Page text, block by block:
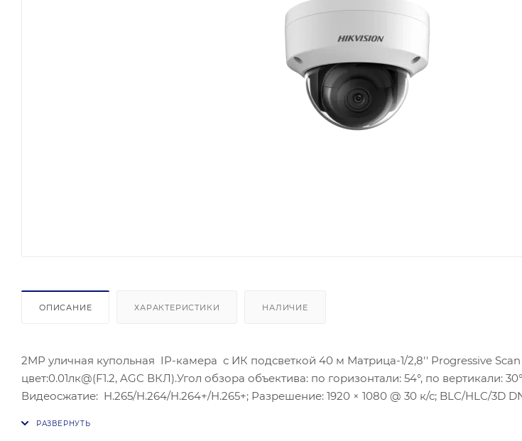
ОПИСАНИЕ ХАРАКТЕРИСТИКИ НАЛИЧИЕ
2MP уличная купольная IP-камера с ИК подсветкой 40 м Матрица-1/2,8'' Progressive Scan
цвет:0.01лк@(F1.2, AGC ВКЛ).Угол обзора объектива: по горизонтали: 54°, по вертикали:
Видеосжатие: H.265/H.264/H.264+/H.265+; Разрешение: 1920 × 1080 @ 30 к/с; BLC/HLC/3D